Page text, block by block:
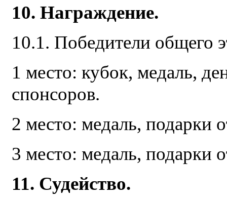
10. Награждение.
10.1. Победители общего
1 место: кубок, медаль,
спонсоров.
2 место: медаль, подарки
3 место: медаль, подарки
11. Судейство.